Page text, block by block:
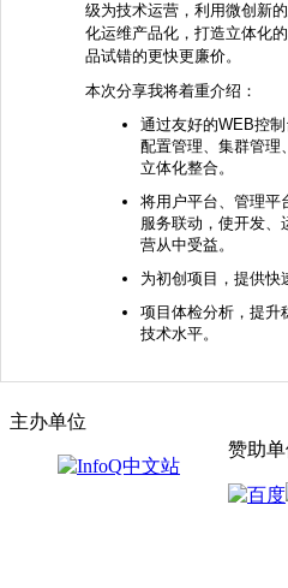
级为技术运营，利用微创新
化运维产品化，打造立体化
品试错的更快更廉价。
本次分享我将着重介绍：
通过友好的WEB控制
配置管理、集群管理
立体化整合。
将用户平台、管理平
服务联动，使开发、
营从中受益。
为初创项目，提供快
项目体检分析，提升
技术水平。